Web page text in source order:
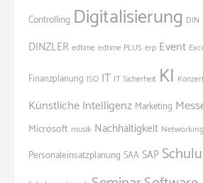
Controlling Digitalisierung DIN
DINZLER edtime edtime PLUS erp Event
Finanzplanung ISO IT IT Sicherheit KI Konzert
Künstliche Intelligenz Marketing
Microsoft musik Nachhaltigkeit Networking
Personaleinsatzplanung SAASAP